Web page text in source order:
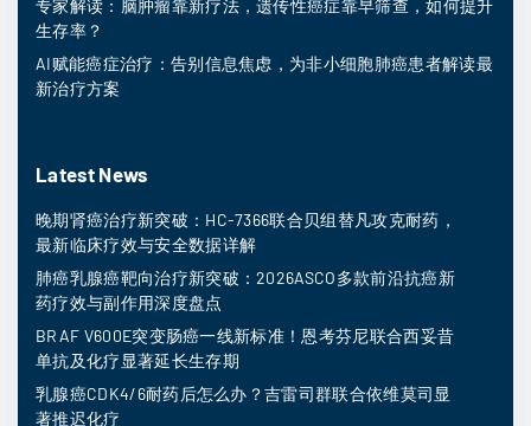
专家解读：脑肿瘤靠新疗法，遗传性癌症靠早筛查，如何提升
生存率？
AI赋能癌症治疗：告别信息焦虑，为非小细胞肺癌患者解读最
新治疗方案
Latest News
晚期肾癌治疗新突破：HC-7366联合贝组替凡攻克耐药，
最新临床疗效与安全数据详解
肺癌乳腺癌靶向治疗新突破：2026ASCO多款前沿抗癌新
药疗效与副作用深度盘点
BRAF V600E突变肠癌一线新标准！恩考芬尼联合西妥昔
单抗及化疗显著延长生存期
乳腺癌CDK4/6耐药后怎么办？吉雷司群联合依维莫司显
著推迟化疗